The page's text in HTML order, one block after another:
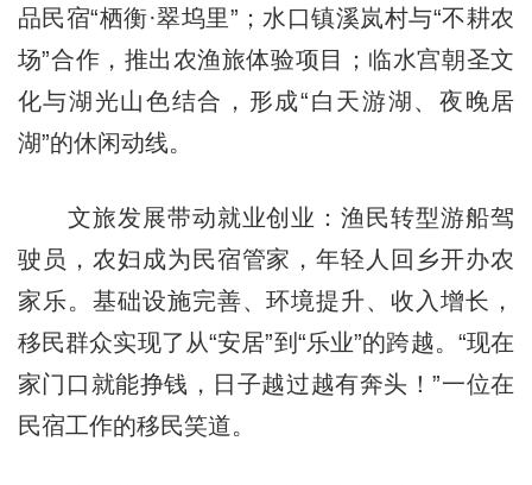
品民宿“栖衡·翠坞里”；水口镇溪岚村与“不耕农
场”合作，推出农渔旅体验项目；临水宫朝圣文
化与湖光山色结合，形成“白天游湖、夜晚居
湖”的休闲动线。
文旅发展带动就业创业：渔民转型游船驾
驶员，农妇成为民宿管家，年轻人回乡开办农
家乐。基础设施完善、环境提升、收入增长，
移民群众实现了从“安居”到“乐业”的跨越。“现在
家门口就能挣钱，日子越过越有奔头！”一位在
民宿工作的移民笑道。